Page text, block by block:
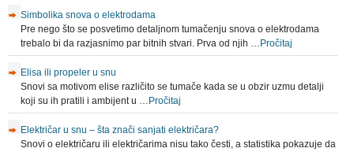
Simbolika snova o elektrodama
Pre nego što se posvetimo detaljnom tumačenju snova o elektrodama
trebalo bi da razjasnimo par bitnih stvari. Prva od njih … Pročitaj
Elisa ili propeler u snu
Snovi sa motivom elise različito se tumače kada se u obzir uzmu detalji
koji su ih pratili i ambijent u … Pročitaj
Električar u snu – šta znači sanjati električara?
Snovi o električaru ili električarima nisu tako česti, a statistika pokazuje da